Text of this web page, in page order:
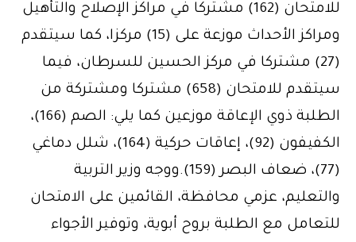
للامتحان (162) مشتركا في مراكز الإصلاح والتأهيل
ومراكز الأحداث موزعة على (15) مركزا، كما سيتقدم
(27) مشتركا في مركز الحسين للسرطان، فيما
سيتقدم للامتحان (658) مشتركا ومشتركة من
الطلبة ذوي الإعاقة موزعين كما يلي: الصم (166)،
الكفيفون (92)، إعاقات حركية (164)، شلل دماغي
(77)، ضعاف البصر (159).ووجه وزير التربية
والتعليم، عزمي محافظة، القائمين على الامتحان
للتعامل مع الطلبة بروح أبوية، وتوفير الأجواء